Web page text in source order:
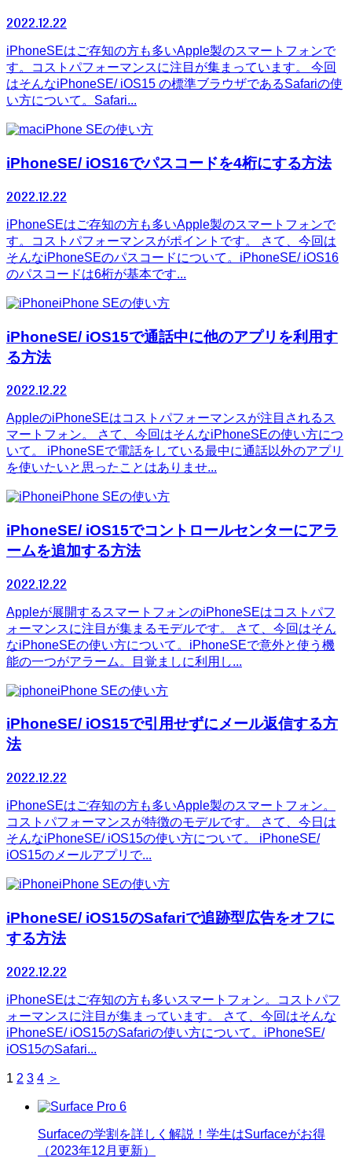
2022.12.22
iPhoneSEはご存知の方も多いApple製のスマートフォンで
す。コストパフォーマンスに注目が集まっています。 今回
はそんなiPhoneSE/ iOS15 の標準ブラウザであるSafariの使
い方について。Safari...
iPhone SEの使い方
iPhoneSE/ iOS16でパスコードを4桁にする方法
2022.12.22
iPhoneSEはご存知の方も多いApple製のスマートフォンで
す。コストパフォーマンスがポイントです。 さて、今回は
そんなiPhoneSEのパスコードについて。iPhoneSE/ iOS16
のパスコードは6桁が基本です...
iPhone SEの使い方
iPhoneSE/ iOS15で通話中に他のアプリを利用す
る方法
2022.12.22
AppleのiPhoneSEはコストパフォーマンスが注目されるス
マートフォン。 さて、今回はそんなiPhoneSEの使い方につ
いて。 iPhoneSEで電話をしている最中に通話以外のアプリ
を使いたいと思ったことはありませ...
iPhone SEの使い方
iPhoneSE/ iOS15でコントロールセンターにアラ
ームを追加する方法
2022.12.22
Appleが展開するスマートフォンのiPhoneSEはコストパフ
ォーマンスに注目が集まるモデルです。 さて、今回はそん
なiPhoneSEの使い方について。iPhoneSEで意外と使う機
能の一つがアラーム。目覚ましに利用し...
iPhone SEの使い方
iPhoneSE/ iOS15で引用せずにメール返信する方
法
2022.12.22
iPhoneSEはご存知の方も多いApple製のスマートフォン。
コストパフォーマンスが特徴のモデルです。 さて、今日は
そんなiPhoneSE/ iOS15の使い方について。 iPhoneSE/
iOS15のメールアプリで...
iPhone SEの使い方
iPhoneSE/ iOS15のSafariで追跡型広告をオフに
する方法
2022.12.22
iPhoneSEはご存知の方も多いスマートフォン。コストパフ
ォーマンスに注目が集まっています。 さて、今回はそんな
iPhoneSE/ iOS15のSafariの使い方について。iPhoneSE/
iOS15のSafari...
1 2 3 4 ＞
Surfaceの学割を詳しく解説！学生はSurfaceがお得
（2023年12月更新）